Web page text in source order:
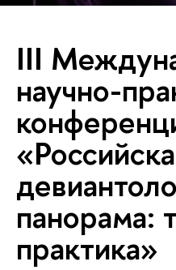
III
научно-
панорама:
практика»